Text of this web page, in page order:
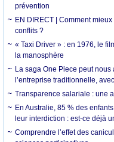
prévention
EN DIRECT | Comment
conflits ?
« Taxi Driver » : en 1976, le
la manosphère
La saga One Piece peut
l’entreprise traditionnelle,
Transparence salariale : une
En Australie, 85 % des
leur interdiction : est-ce déjà
Comprendre l’effet des